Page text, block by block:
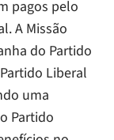
pagos pelo
A Missão
do Partido
Liberal
uma
Partido